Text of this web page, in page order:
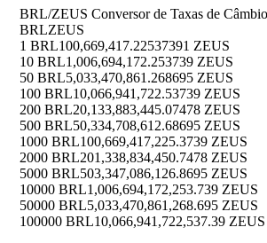
BRL/ZEUS Conversor de Taxas de Câmbio
BRLZEUS
1 BRL100,669,417.22537391 ZEUS
10 BRL1,006,694,172.253739 ZEUS
50 BRL5,033,470,861.268695 ZEUS
100 BRL10,066,941,722.53739 ZEUS
200 BRL20,133,883,445.07478 ZEUS
500 BRL50,334,708,612.68695 ZEUS
1000 BRL100,669,417,225.3739 ZEUS
2000 BRL201,338,834,450.7478 ZEUS
5000 BRL503,347,086,126.8695 ZEUS
10000 BRL1,006,694,172,253.739 ZEUS
50000 BRL5,033,470,861,268.695 ZEUS
100000 BRL10,066,941,722,537.39 ZEUS